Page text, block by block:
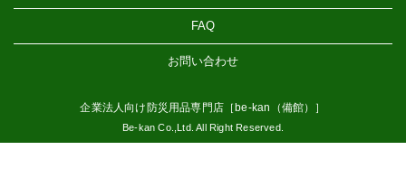
FAQ
お問い合わせ
企業法人向け防災用品専門店［be-kan（備館）］
Be-kan Co.,Ltd. All Right Reserved.